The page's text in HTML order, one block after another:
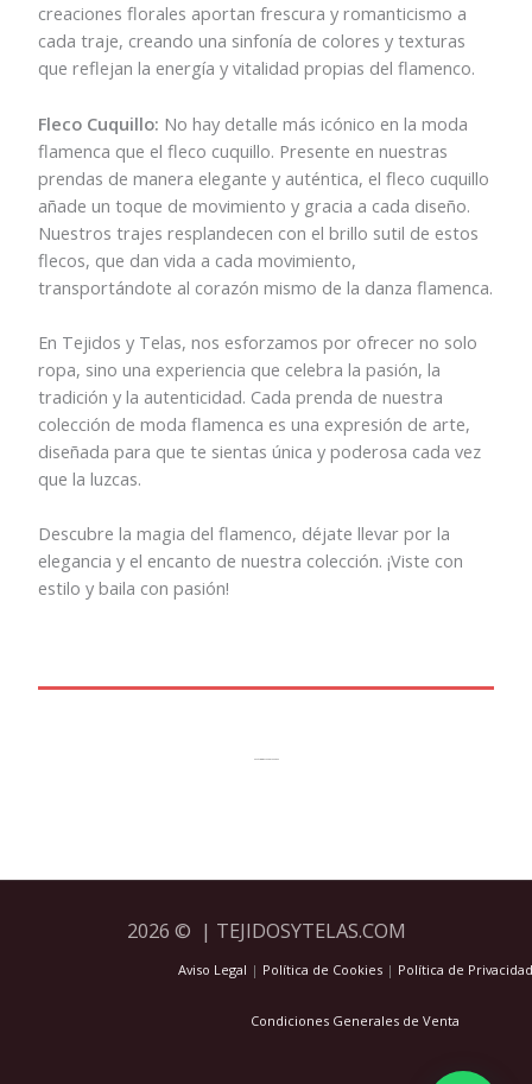
creaciones florales aportan frescura y romanticismo a
cada traje, creando una sinfonía de colores y texturas
que reflejan la energía y vitalidad propias del flamenco.
Fleco Cuquillo: No hay detalle más icónico en la moda
flamenca que el fleco cuquillo. Presente en nuestras
prendas de manera elegante y auténtica, el fleco cuquillo
añade un toque de movimiento y gracia a cada diseño.
Nuestros trajes resplandecen con el brillo sutil de estos
flecos, que dan vida a cada movimiento,
transportándote al corazón mismo de la danza flamenca.
En Tejidos y Telas, nos esforzamos por ofrecer no solo
ropa, sino una experiencia que celebra la pasión, la
tradición y la autenticidad. Cada prenda de nuestra
colección de moda flamenca es una expresión de arte,
diseñada para que te sientas única y poderosa cada vez
que la luzcas.
Descubre la magia del flamenco, déjate llevar por la
elegancia y el encanto de nuestra colección. ¡Viste con
estilo y baila con pasión!
2026 © | TEJIDOSYTELAS.COM
Aviso Legal | Política de Cookies| Política de Privacidad
Condiciones Generales de Venta